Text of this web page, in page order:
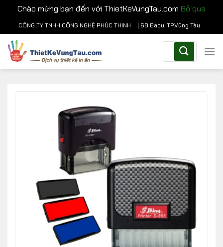
Chào mừng bạn đến với ThietKeVungTau.com Bỏ qua
Chuyển
đến
nội
dung
CÔNG TY TNHH CÔNG NGHỆ PHÚC THỊNH | 68 Bacu, TP.Vũng Tàu
kiếm: